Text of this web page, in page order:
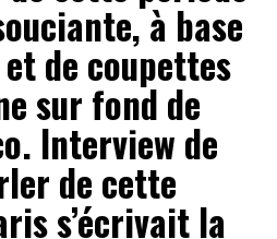
à base
de coupettes
sur fond de
Interview de
de cette
s’écrivait la